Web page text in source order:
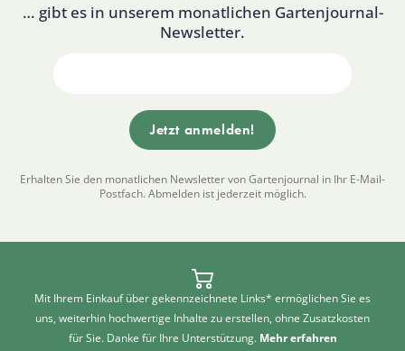
… gibt es in unserem monatlichen Gartenjournal-
Newsletter.
Erhalten Sie den monatlichen Newsletter von Gartenjournal in Ihr E-Mail-
Postfach. Abmelden ist jederzeit möglich.
Mit Ihrem Einkauf über gekennzeichnete Links* ermöglichen Sie es
uns, weiterhin hochwertige Inhalte zu erstellen, ohne Zusatzkosten
für Sie. Danke für Ihre Unterstützung. Mehr erfahren